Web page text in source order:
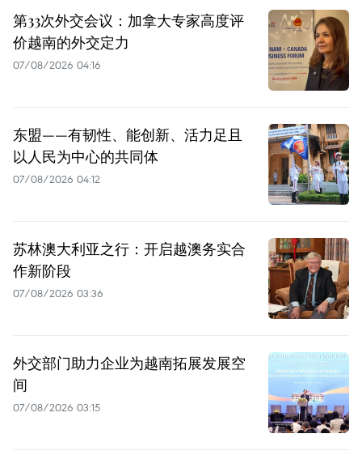
第33次外交会议：加拿大专家高度评
价越南的外交定力
07/08/2026 04:16
东盟——有韧性、能创新、活力足且
以人民为中心的共同体
07/08/2026 04:12
苏林澳大利亚之行：开启越澳务实合
作新阶段
07/08/2026 03:36
外交部门助力企业为越南拓展发展空
间
07/08/2026 03:15